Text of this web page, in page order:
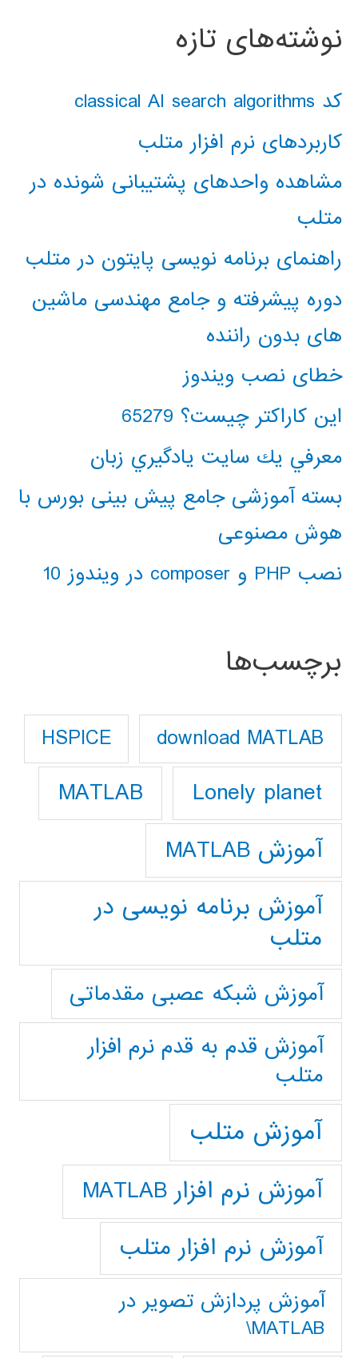
نوشته‌های تازه
کد classical AI search algorithms
کاربردهای نرم افزار متلب
مشاهده واحدهای پشتیبانی شونده در
متلب
راهنمای برنامه نویسی پایتون در متلب
دوره پیشرفته و جامع مهندسی ماشین
های بدون راننده
خطای نصب ویندوز
این کاراکتر چیست؟ 65279
معرفي يك سايت يادگيري زبان
بسته آموزشی جامع پیش بینی بورس با
هوش مصنوعی
نصب PHP و composer در ویندوز 10
برچسب‌ها
download MATLAB
HSPICE
Lonely planet
MATLAB
آموزش MATLAB
آموزش برنامه نویسی در
متلب
آموزش شبکه عصبی مقدماتی
آموزش قدم به قدم نرم افزار
متلب
آموزش متلب
آموزش نرم افزار MATLAB
آموزش نرم افزار متلب
آموزش پردازش تصوير در
MATLAB\